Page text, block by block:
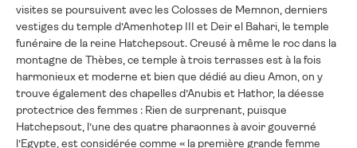
visites se poursuivent avec les Colosses de Memnon, derniers
vestiges du temple d’Amenhotep III et Deir el Bahari, le temple
funéraire de la reine Hatchepsout. Creusé à même le roc dans la
montagne de Thèbes, ce temple à trois terrasses est à la fois
harmonieux et moderne et bien que dédié au dieu Amon, on y
trouve également des chapelles d’Anubis et Hathor, la déesse
protectrice des femmes : Rien de surprenant, puisque
Hatchepsout, l’une des quatre pharaonnes à avoir gouverné
l’Egypte, est considérée comme « la première grande femme